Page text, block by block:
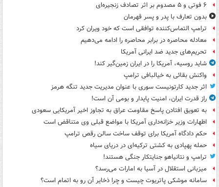
۶ فوتی و ۵ مصدوم بر اثر تصادف زنجیره‌ای
بدون تعارف با پدر و پسر قهرمان
ترامپ التماس‌کننده توافقی است که خود ویران کرد
معادله محاصره در برابر محاصره را ادامه می‌دهیم
تحریم‌های جدید ضد ایرانی آمریکا
شاید روسیه، آمریکا را در ایران زمین‌گیر کند!
واکنش بقائی به خیالبافی ترامپ
اثر جدید کارتونیست سوری با عنوان مدیریت جدید تنگه هرمز
راز قدرت ایران، امنیت پایدار و بومی آن است!
به تعویق افتادن پاسخ مقاومت عراق به تجاوز اخیر آمریکایی سعودی
اظهارات وزیر خزانه‌داری آمریکا با مواضع قبلی وی متناقض است
حکم دادگاه آمریکا برای توقف ساخت سالن رقص ترامپ
حمله پهپادی به کشتی ترکیه‌ای در دریای سیاه
ترامپ و نتانیاهو جنایتکار جنگی هستند!
میزبانی استقلال در آسیا به امارات می‌رسد؟
سامانه موشکی پاتریوت چیست و چرا ذخایر آن رو به اتمام است؟